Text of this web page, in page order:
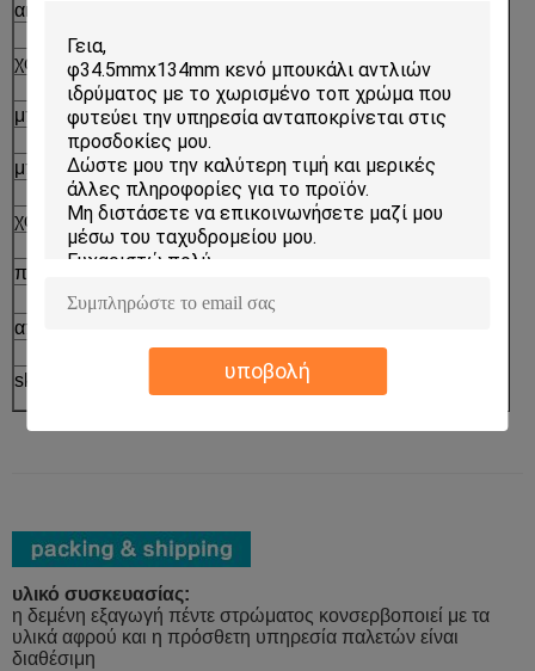
υποβολή
ακρυλικό βάζο
χωρίς αέρα μπουκάλι
Έγχυση
→
μπουκάλι λοσιόν
Paiting και επένδυση
μπουκάλι αντλιών
Εκτύπωση οθόνης μεταξιού
→
χαλαρή περίπτωση σκονών
Συσκευασία
⇒
περίπτωση μαξιλαριών
αποσμητικό ραβδί
skincare σύνολο συσκευασίας
υλικό συσκευασίας:
η δεμένη εξαγωγή πέντε στρώματος κονσερβοποιεί με τα
υλικά αφρού και η πρόσθετη υπηρεσία παλετών είναι
διαθέσιμη